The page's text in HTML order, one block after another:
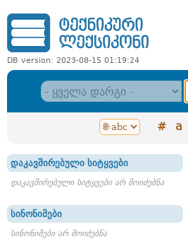
DB version: 2023-08-15 01:19:24
# a
დაკავშირებული სიტყვები
დაკავშირებული სიტყვები არ მოიძებნა
სინონიმები
სინონიმები არ მოიძებნა